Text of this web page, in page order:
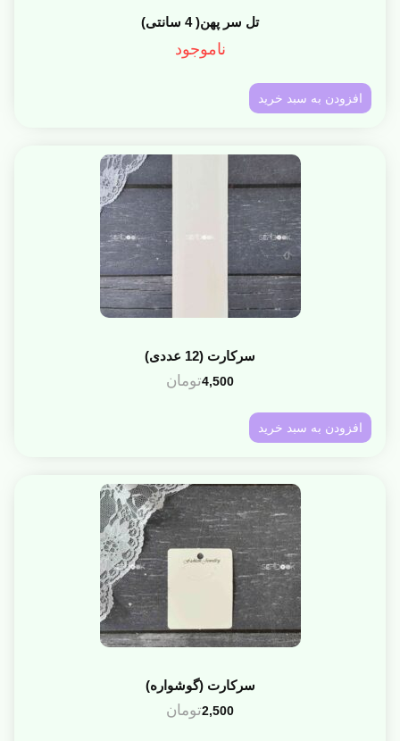
تل سر پهن( 4 سانتی)
ناموجود
افزودن به سبد خرید
سرکارت (12 عددی)
4,500تومان
افزودن به سبد خرید
سرکارت (گوشواره)
2,500تومان